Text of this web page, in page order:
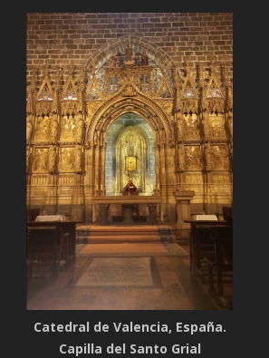
Catedral de Valencia, España.
Capilla del Santo Grial